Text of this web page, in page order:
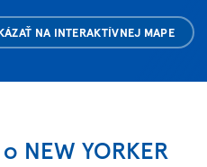
NA INTERAKTÍVNEJ MAPE
NEW YORKER